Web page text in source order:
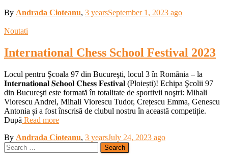
By Andrada Cioteanu, 3 yearsSeptember 1, 2023 ago
Noutati
International Chess School Festival 2023
Locul pentru Şcoala 97 din Bucureşti, locul 3 în România – la
𝐈𝐧𝐭𝐞𝐫𝐧𝐚𝐭𝐢𝐨𝐧𝐚𝐥 𝐒𝐜𝐡𝐨𝐨𝐥 𝐂𝐡𝐞𝐬𝐬 𝐅𝐞𝐬𝐭𝐢𝐯𝐚𝐥 (Ploiești)! Echipa Şcolii 97
din Bucureşti este formată în totalitate de sportivii noştri: Mihali
Viorescu Andrei, Mihali Viorescu Tudor, Crețescu Emma, Genescu
Antonia și a fost înscrisă de clubul nostru în această competiție.
După Read more
By Andrada Cioteanu, 3 yearsJuly 24, 2023 ago
Search
for: